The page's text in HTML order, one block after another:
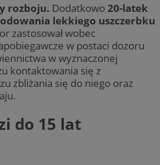
rozboju. Dodatkowo20-latek
lekkiego uszczerbku
zastosował wobec
w postaci dozoru
w wyznaczonej
kontaktowania się z
zbliżania się do niego oraz
do 15 lat